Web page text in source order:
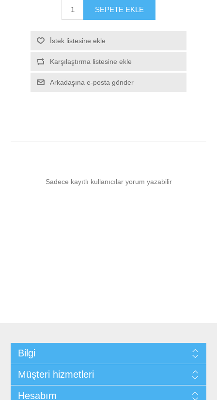
SEPETE EKLE
İstek listesine ekle
Karşılaştırma listesine ekle
Arkadaşına e-posta gönder
Sadece kayıtlı kullanıcılar yorum yazabilir
Bilgi
Müşteri hizmetleri
Hesabım